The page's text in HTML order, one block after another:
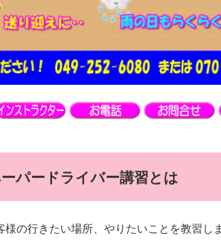
パードライバー講習とは
の行きたい場所、やりたいことを教習し